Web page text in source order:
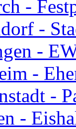
-
-
-
-
-
-